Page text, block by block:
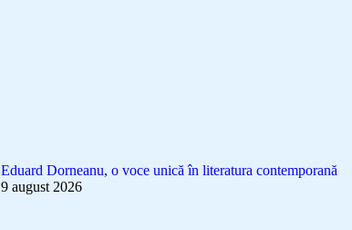
Eduard Dorneanu, o voce unică în literatura contemporană
9 august 2026